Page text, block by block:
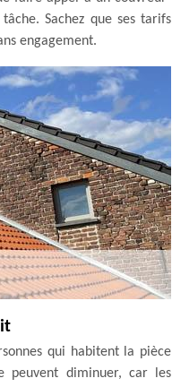
Sachez que ses tarifs
engagement.
qui habitent la pièce
peuvent diminuer, car les